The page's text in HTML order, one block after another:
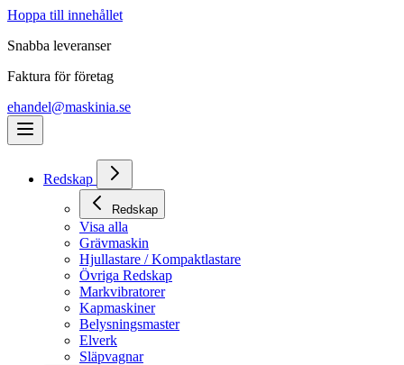
Hoppa till innehållet
Snabba leveranser
Faktura för företag
ehandel@maskinia.se
Redskap
Redskap
Visa alla
Grävmaskin
Hjullastare / Kompaktlastare
Övriga Redskap
Markvibratorer
Kapmaskiner
Belysningsmaster
Elverk
Släpvagnar